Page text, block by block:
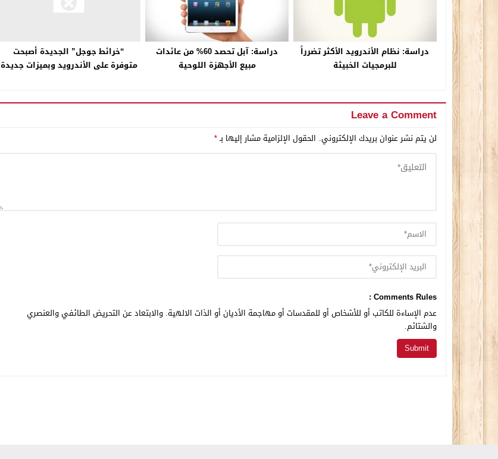
دراسة: نظام الأندرويد الأكثر تضرراً
للبرمجيات الخبيثة
دراسة: آبل تحصد 60% من عائدات
مبيع الأجهزة اللوحية
“خرائط جوجل” الجديدة أصبحت
متوفرة على الأندرويد وبميزات جديدة
Leave a Comment
لن يتم نشر عنوان بريدك الإلكتروني. الحقول الإلزامية مشار إليها بـ*
Comments Rules :
عدم الإساءة للكاتب أو للأشخاص أو للمقدسات أو مهاجمة الأديان أو الذات الالهية. والابتعاد عن التحريض الطائفي والعنصري
والشتائم.